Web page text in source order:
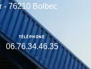
- 76210 Bolbec
TÉLÉPHONE
06.76.34.46.35